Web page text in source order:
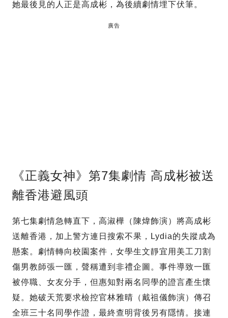
她最後見的人正是高成彬，為後續劇情埋下伏筆。
廣告
《正義女神》第7集劇情 高成彬被送
離香港避風頭
第七集劇情急轉直下，高淑樺（陳煒飾演）將高成彬
送離香港，加上警方連日搜索不果，Lydia的失蹤成為
懸案。劇情轉向校園案件，女學生文靜宜用美工刀割
傷男教師張一匯，聲稱遭到非禮企圖。事件導致一匯
被停職、女友分手，但惠知對兩名同學的證言產生懷
疑。她破天荒要求檢控官林雅晴（戴祖儀飾演）傳召
全班三十名同學作證，最終查明背後另有隱情。接連